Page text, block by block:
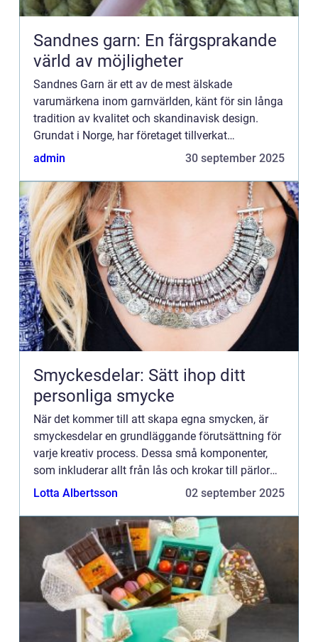
Sandnes garn: En färgsprakande
värld av möjligheter
Sandnes Garn är ett av de mest älskade
varumärkena inom garnvärlden, känt för sin långa
tradition av kvalitet och skandinavisk design.
Grundat i Norge, har företaget tillverkat
högkvalitativa garn sedan 1...
admin 30 september 2025
Smyckesdelar: Sätt ihop ditt
personliga smycke
När det kommer till att skapa egna smycken, är
smyckesdelar en grundläggande förutsättning för
varje kreativ process. Dessa små komponenter,
som inkluderar allt från lås och krokar till pärlor
och ...
Lotta Albertsson 02 september 2025